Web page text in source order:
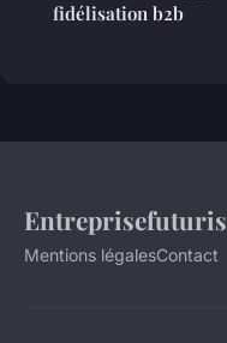
fidélisation b2b
Mentions légalesContact